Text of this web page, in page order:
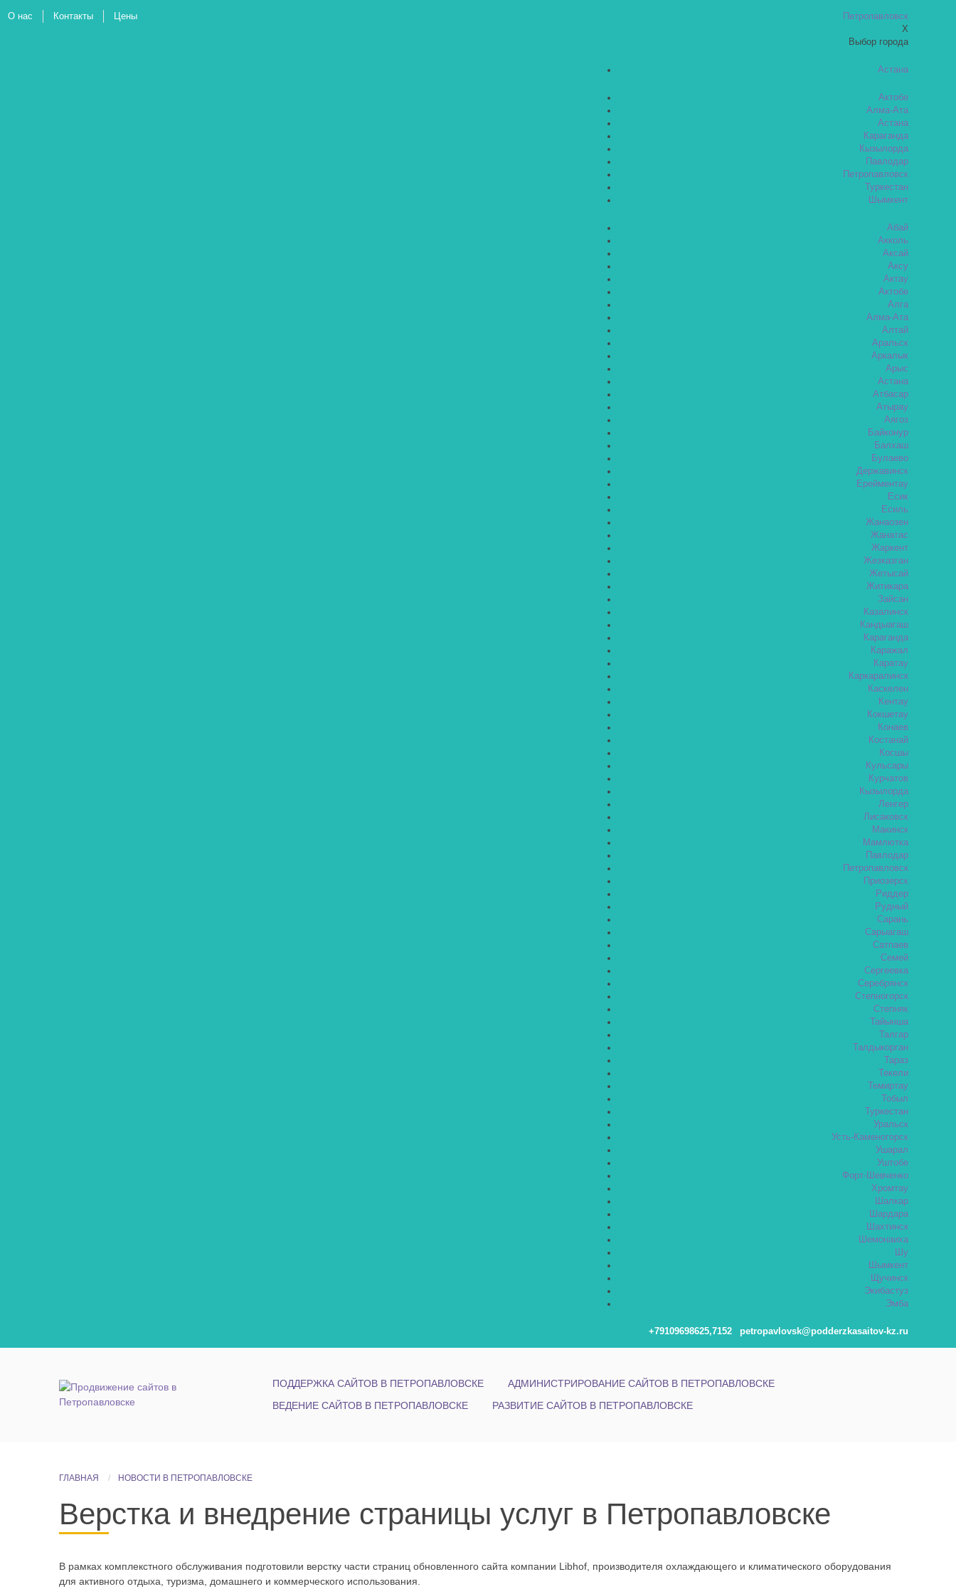
Петропавловск
X
Выбор города
Астана
Актобе
Алма-Ата
Астана
Караганда
Кызылорда
Павлодар
Петропавловск
Туркестан
Шымкент
Абай
Акколь
Аксай
Аксу
Актау
Актобе
Алга
Алма-Ата
Алтай
Аральск
Аркалык
Арыс
Астана
Атбасар
Атырау
Аягоз
Байконур
Балхаш
Булаево
Державинск
Ерейментау
Есик
Есиль
Жанаозен
Жанатас
Жаркент
Жезказган
Жетысай
Житикара
Зайсан
Казалинск
Кандыагаш
Караганда
Каражал
Каратау
Каркаралинск
Каскелен
Кентау
Кокшетау
Конаев
Костанай
Косшы
Кульсары
Курчатов
Кызылорда
Ленгер
Лисаковск
Макинск
Мамлютка
Павлодар
Петропавловск
Приозерск
Риддер
Рудный
Сарань
Сарыагаш
Сатпаев
Семей
Сергеевка
Серебрянск
Степногорск
Степняк
Тайынша
Талгар
Талдыкорган
Тараз
Текели
Темиртау
Тобыл
Туркестан
Уральск
Усть-Каменогорск
Ушарал
Уштобе
Форт-Шевченко
Хромтау
Шалкар
Шардара
Шахтинск
Шемонаиха
Шу
Шымкент
Щучинск
Экибастуз
Эмба
+79109698625,7152 petropavlovsk@podderzkasaitov-kz.ru
О нас Контакты Цены
ПОДДЕРЖКА САЙТОВ В ПЕТРОПАВЛОВСКЕ
АДМИНИСТРИРОВАНИЕ САЙТОВ В ПЕТРОПАВЛОВСКЕ
ВЕДЕНИЕ САЙТОВ В ПЕТРОПАВЛОВСКЕ
РАЗВИТИЕ САЙТОВ В ПЕТРОПАВЛОВСКЕ
ГЛАВНАЯ НОВОСТИ В ПЕТРОПАВЛОВСКЕ
Верстка и внедрение страницы услуг в Петропавловске
В рамках комплекстного обслуживания подготовили верстку части страниц обновленного сайта компании Libhof, производителя охлаждающего и климатического оборудования
для активного отдыха, туризма, домашнего и коммерческого использования.